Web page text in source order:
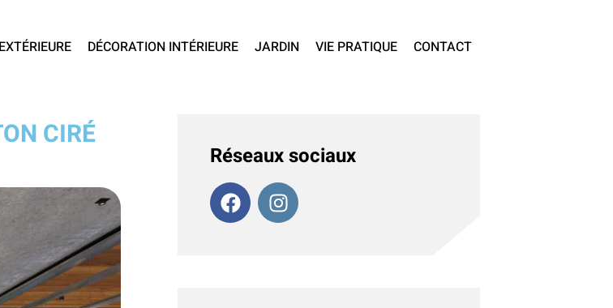
DÉCORATION INTÉRIEURE JARDIN VIE PRATIQUE CONTACT
CIRÉ
Réseaux sociaux